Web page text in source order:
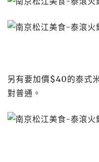
另有要加價$40的泰式
對普通。